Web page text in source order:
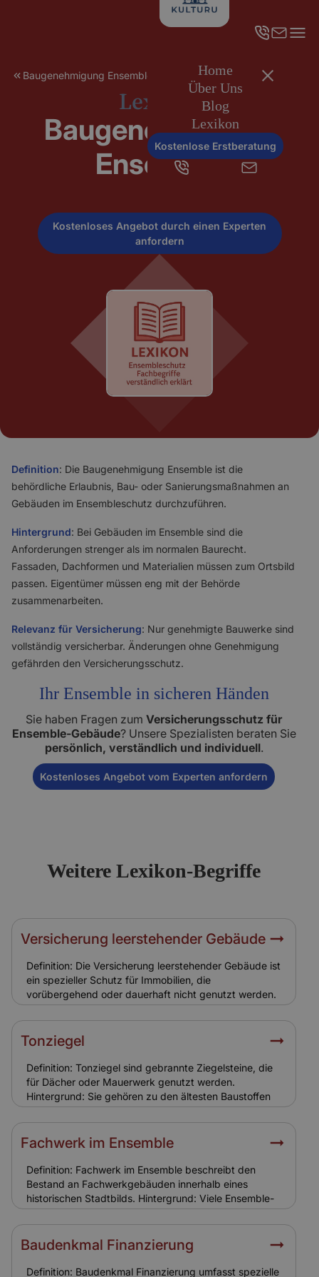
Home
Über Uns
Blog
Lexikon
Kostenlose Erstberatung
Baugenehmigung Ensemble
Lexikon
Baugenehmigung
Ensemble
Kostenloses Angebot durch einen Experten
anfordern
Definition: Die Baugenehmigung Ensemble ist die
behördliche Erlaubnis, Bau- oder Sanierungsmaßnahmen an
Gebäuden im Ensembleschutz durchzuführen.
Hintergrund: Bei Gebäuden im Ensemble sind die
Anforderungen strenger als im normalen Baurecht.
Fassaden, Dachformen und Materialien müssen zum Ortsbild
passen. Eigentümer müssen eng mit der Behörde
zusammenarbeiten.
Relevanz für Versicherung: Nur genehmigte Bauwerke sind
vollständig versicherbar. Änderungen ohne Genehmigung
gefährden den Versicherungsschutz.
Ihr Ensemble in sicheren Händen
Sie haben Fragen zum Versicherungsschutz für
Ensemble-Gebäude? Unsere Spezialisten beraten Sie
persönlich, verständlich und individuell.
Kostenloses Angebot vom Experten anfordern
Weitere Lexikon-Begriffe
Versicherung leerstehender Gebäude
Definition: Die Versicherung leerstehender Gebäude ist
ein spezieller Schutz für Immobilien, die
vorübergehend oder dauerhaft nicht genutzt werden.
Hintergrund: Leerstehende Ensemble-Gebäude sind
stärker gefährdet durch Vandalismus, Einbruch,
Brandstiftung oder Frostschäden. Relevanz für
Versicherung: Standardpolicen greifen oft nicht. Eine
spezielle Leerstandsversicherung ist notwendig, um
Schutzlücken zu vermeiden.
Tonziegel
Definition: Tonziegel sind gebrannte Ziegelsteine, die
für Dächer oder Mauerwerk genutzt werden.
Hintergrund: Sie gehören zu den ältesten Baustoffen
und sind in vielen Ensemble-Gebäuden verbaut.
Tonziegel sind robust, aber witterungsanfällig und
benötigen regelmäßige Wartung. Relevanz für
Tonziegeln sind in der Gebäudeversicherung
enthalten. Eine realistische Versicherungssumme ist
entscheidend.
Fachwerk im Ensemble
Definition: Fachwerk im Ensemble beschreibt den
Bestand an Fachwerkgebäuden innerhalb eines
historischen Stadtbilds. Hintergrund: Viele Ensemble-
Gebiete bestehen aus Fachwerkhäusern. Ihr Erhalt ist
für das Gesamtbild entscheidend, weshalb
Sanierungen nur nach strengen Vorgaben möglich
sind. Relevanz für Versicherung: Die Bauweise
erfordert spezielle Versicherungslösungen, da
Baudenkmal Finanzierung
Definition: Baudenkmal Finanzierung umfasst spezielle